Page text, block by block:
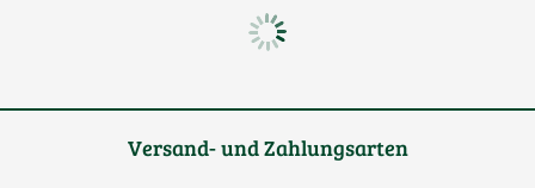
Versand- und Zahlungsarten